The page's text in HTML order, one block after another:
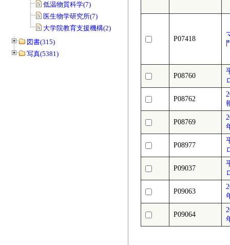
低温物質科学(7)
医生物学研究所(7)
大学院教育支援機構(2)
図書(315)
写真(5381)
P07418
P08760
P08762
P08769
P08977
P09037
P09063
P09064